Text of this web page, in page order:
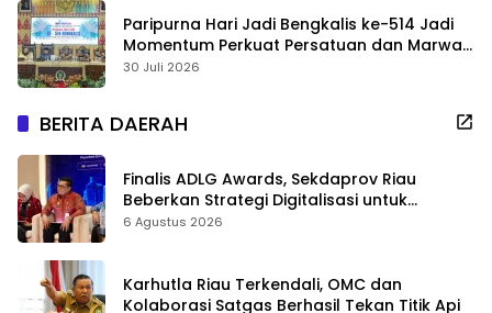
Paripurna Hari Jadi Bengkalis ke-514 Jadi
Momentum Perkuat Persatuan dan Marwah
Negeri
30 Juli 2026
BERITA DAERAH
Finalis ADLG Awards, Sekdaprov Riau
Beberkan Strategi Digitalisasi untuk
Tingkatkan Layanan Publik
6 Agustus 2026
Karhutla Riau Terkendali, OMC dan
Kolaborasi Satgas Berhasil Tekan Titik Api